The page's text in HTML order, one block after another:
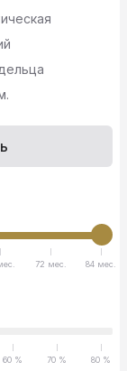
72 мес. 84 мес.
60 % 70 % 80 %